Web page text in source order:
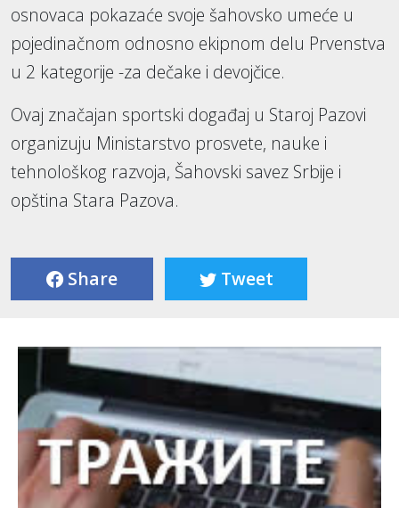
osnovaca pokazaće svoje šahovsko umeće u
pojedinačnom odnosno ekipnom delu Prvenstva
u 2 kategorije -za dečake i devojčice.
Ovaj značajan sportski događaj u Staroj Pazovi
organizuju Ministarstvo prosvete, nauke i
tehnološkog razvoja, Šahovski savez Srbije i
opština Stara Pazova.
Share Tweet